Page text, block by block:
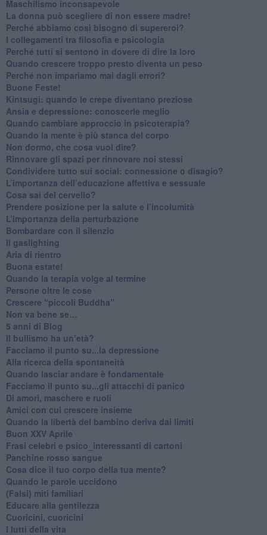
​Maschilismo inconsapevole
​La donna può scegliere di non essere madre!
​Perché abbiamo così bisogno di supereroi?
​I collegamenti tra filosofia e psicologia
​Perché tutti si sentono in dovere di dire la loro
​Quando crescere troppo presto diventa un peso
​Perché non impariamo mai dagli errori?
​Buone Feste!
​Kintsugi: quando le crepe diventano preziose
Ansia e depressione: conoscerle meglio
Quando cambiare approccio in psicoterapia?
​Quando la mente è più stanca del corpo
Non dormo, che cosa vuol dire?
​Rinnovare gli spazi per rinnovare noi stessi
​Condividere tutto sui social: connessione o disagio?
​L’importanza dell’educazione affettiva e sessuale
​Cosa sai del cervello?
Prendere posizione per la salute e l’incolumità
L’importanza della perturbazione
​Bombardare con il silenzio
Il gaslighting
Aria di rientro
Buona estate!
​Quando la terapia volge al termine
​Persone oltre le cose
​Crescere “piccoli Buddha”
Non va bene se…
​5 anni di Blog
​Il bullismo ha un’età?
Facciamo il punto su...la depressione
​Alla ricerca della spontaneità
​Quando lasciar andare è fondamentale
Facciamo il punto su...gli attacchi di panico
Di amori, maschere e ruoli
​Amici con cui crescere insieme
​Quando la libertà del bambino deriva dai limiti
Buon XXV Aprile
​Frasi celebri e psico_interessanti di cartoni
​Panchine rosso sangue
​Cosa dice il tuo corpo della tua mente?
​Quando le parole uccidono
​(Falsi) miti familiari
​Educare alla gentilezza
​Cuoricini, cuoricini
I lutti della vita